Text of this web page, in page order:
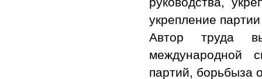
укрепление
Автор труда
международной
партий, борьбыза